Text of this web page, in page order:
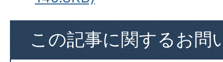
この記事に関するお問